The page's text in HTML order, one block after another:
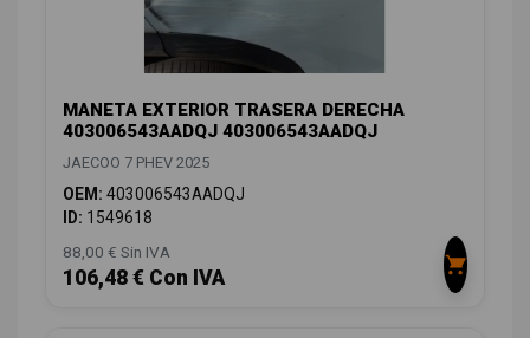
MANETA EXTERIOR TRASERA DERECHA
403006543AADQJ 403006543AADQJ
JAECOO 7 PHEV 2025
OEM: 403006543AADQJ
ID: 1549618
88,00 € Sin IVA
106,48 € Con IVA